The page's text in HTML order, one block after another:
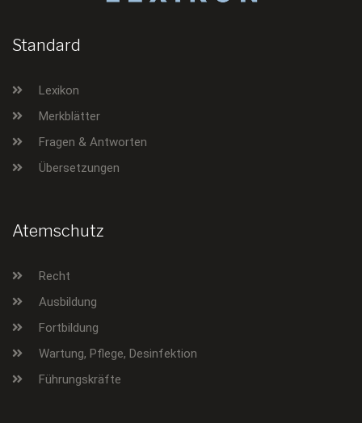
Standard
Lexikon
Merkblätter
Fragen & Antworten
Übersetzungen
Atemschutz
Recht
Ausbildung
Fortbildung
Wartung, Pflege, Desinfektion
Führungskräfte